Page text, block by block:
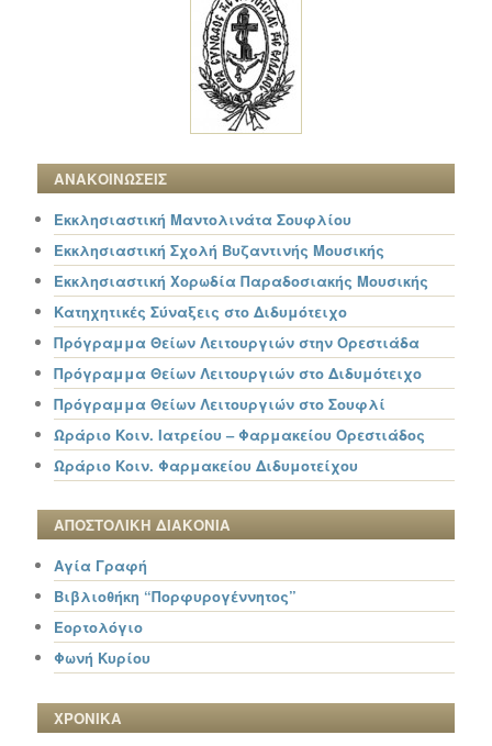
ΑΝΑΚΟΙΝΩΣΕΙΣ
Εκκλησιαστική Μαντολινάτα Σουφλίου
Εκκλησιαστική Σχολή Βυζαντινής Μουσικής
Εκκλησιαστική Χορωδία Παραδοσιακής Μουσικής
Κατηχητικές Σύναξεις στο Διδυμότειχο
Πρόγραμμα Θείων Λειτουργιών στην Ορεστιάδα
Πρόγραμμα Θείων Λειτουργιών στο Διδυμότειχο
Πρόγραμμα Θείων Λειτουργιών στο Σουφλί
Ωράριο Κοιν. Ιατρείου – Φαρμακείου Ορεστιάδος
Ωράριο Κοιν. Φαρμακείου Διδυμοτείχου
ΑΠΟΣΤΟΛΙΚΗ ΔΙΑΚΟΝΙΑ
Αγία Γραφή
Βιβλιοθήκη “Πορφυρογέννητος”
Εορτολόγιο
Φωνή Κυρίου
ΧΡΟΝΙΚΑ